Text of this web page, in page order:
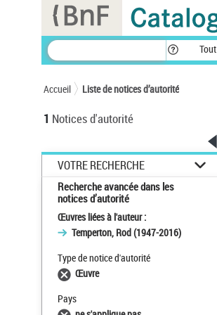
Tout
Accueil Liste de notices d’autorité
1 Notices d'autorité
VOTRE RECHERCHE
Recherche avancée dans les
notices d’autorité
Œuvres liées à l'auteur :
Temperton, Rod (1947-2016)
Type de notice d'autorité
Œuvre
Pays
Panneau de gestion des cookies